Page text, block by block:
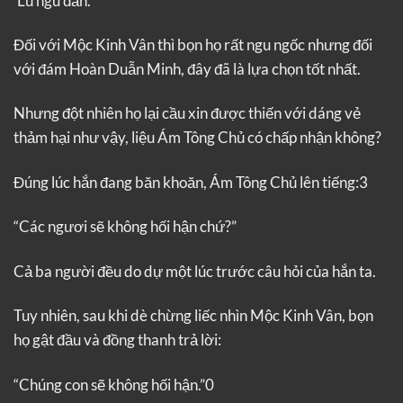
Đối với Mộc Kinh Vân thì bọn họ rất ngu ngốc nhưng đối
với đám Hoàn Duẫn Minh, đây đã là lựa chọn tốt nhất.
Nhưng đột nhiên họ lại cầu xin được thiến với dáng vẻ
thảm hại như vậy, liệu Ám Tông Chủ có chấp nhận không?
Đúng lúc hắn đang băn khoăn, Ám Tông Chủ lên tiếng:3
“Các ngươi sẽ không hối hận chứ?”
Cả ba người đều do dự một lúc trước câu hỏi của hắn ta.
Tuy nhiên, sau khi dè chừng liếc nhìn Mộc Kinh Vân, bọn
họ gật đầu và đồng thanh trả lời:
“Chúng con sẽ không hối hận.”0